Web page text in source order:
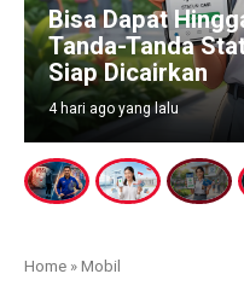
Bisa Dapat
Tanda-Tanda
Siap Dicairkan
4 hari ago yang lalu
Home »Mobil